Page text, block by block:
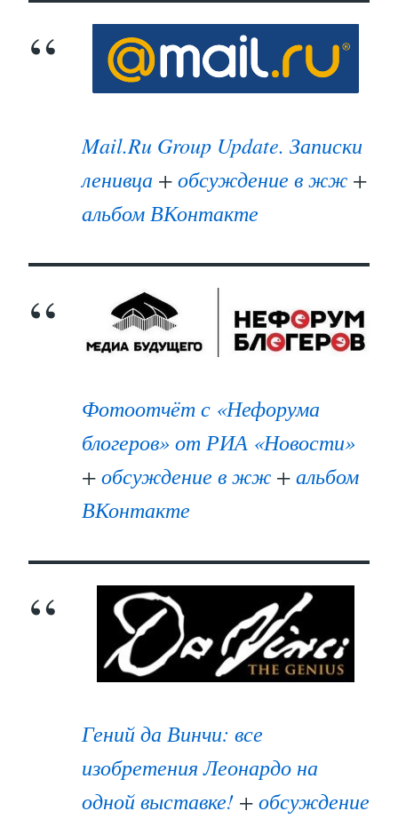
Mail.Ru Group Update. Записки
ленивца +обсуждение в жж +
альбом ВКонтакте
Фотоотчёт с «Нефорума
блогеров» от РИА «Новости»
+обсуждение в жж +альбом
ВКонтакте
Гений да Винчи: все
изобретения Леонардо на
одной выставке! +обсуждение